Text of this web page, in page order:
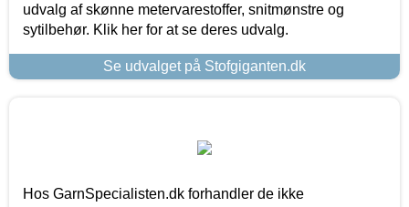
udvalg af skønne metervarestoffer, snitmønstre og
sytilbehør. Klik her for at se deres udvalg.
Se udvalget på Stofgiganten.dk
Hos GarnSpecialisten.dk forhandler de ikke